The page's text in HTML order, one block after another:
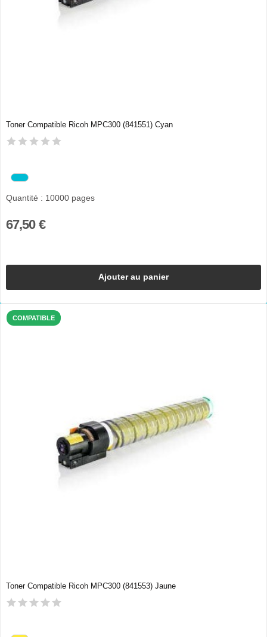
Toner Compatible Ricoh MPC300 (841551) Cyan
Quantité : 10000 pages
67,50 €
Ajouter au panier
COMPATIBLE
Toner Compatible Ricoh MPC300 (841553) Jaune